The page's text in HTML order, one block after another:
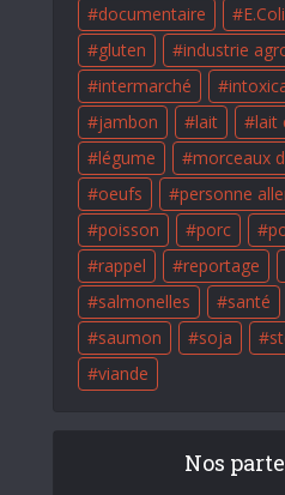
documentaire
E.Coli
gluten
industrie
intermarché
jambon
lait lait
légume
morceaux
oeufs
personne
poisson
porc
rappel
reportage
salmonelles
santé
saumon
soja
viande
Nos